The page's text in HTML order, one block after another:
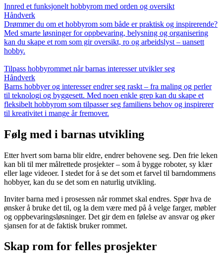
Innred et funksjonelt hobbyrom med orden og oversikt
Håndverk
Drømmer du om et hobbyrom som både er praktisk og inspirerende?
Med smarte løsninger for oppbevaring, belysning og organisering
kan du skape et rom som gir oversikt, ro og arbeidslyst – uansett
hobby.
Tilpass hobbyrommet når barnas interesser utvikler seg
Håndverk
Barns hobbyer og interesser endrer seg raskt – fra maling og perler
til teknologi og byggesett. Med noen enkle grep kan du skape et
fleksibelt hobbyrom som tilpasser seg familiens behov og inspirerer
til kreativitet i mange år fremover.
Følg med i barnas utvikling
Etter hvert som barna blir eldre, endrer behovene seg. Den frie leken
kan bli til mer målrettede prosjekter – som å bygge roboter, sy klær
eller lage videoer. I stedet for å se det som et farvel til barndommens
hobbyer, kan du se det som en naturlig utvikling.
Inviter barna med i prosessen når rommet skal endres. Spør hva de
ønsker å bruke det til, og la dem være med på å velge farger, møbler
og oppbevaringsløsninger. Det gir dem en følelse av ansvar og øker
sjansen for at de faktisk bruker rommet.
Skap rom for felles prosjekter